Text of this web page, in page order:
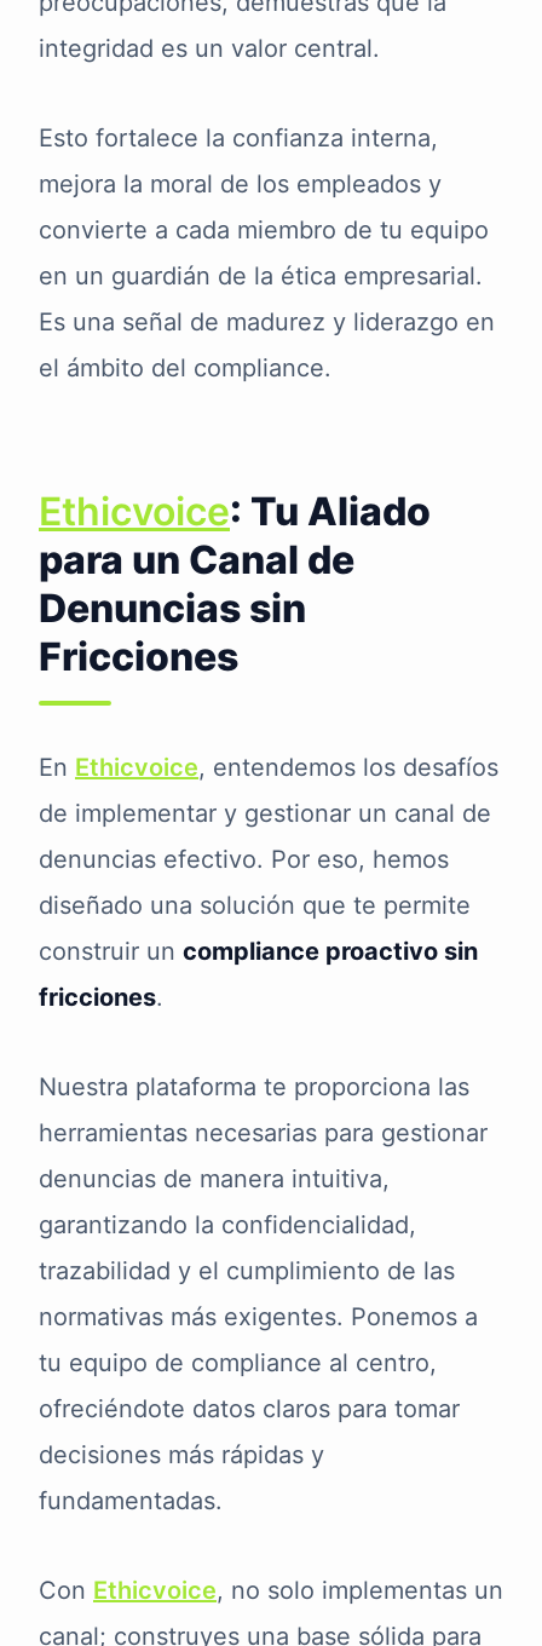
integridad es un valor central.
Esto fortalece la confianza interna,
mejora la moral de los empleados y
convierte a cada miembro de tu equipo
en un guardián de la ética empresarial.
Es una señal de madurez y liderazgo en
el ámbito del compliance.
Ethicvoice: Tu Aliado
para un Canal de
Denuncias sin
Fricciones
En Ethicvoice, entendemos los desafíos
de implementar y gestionar un canal de
denuncias efectivo. Por eso, hemos
diseñado una solución que te permite
construir un compliance proactivo sin
fricciones.
Nuestra plataforma te proporciona las
herramientas necesarias para gestionar
denuncias de manera intuitiva,
garantizando la confidencialidad,
trazabilidad y el cumplimiento de las
normativas más exigentes. Ponemos a
tu equipo de compliance al centro,
ofreciéndote datos claros para tomar
decisiones más rápidas y
fundamentadas.
Con Ethicvoice, no solo implementas un
canal; construyes una base sólida para